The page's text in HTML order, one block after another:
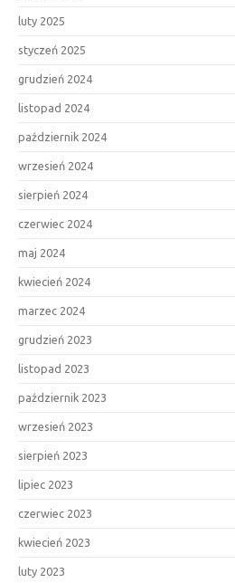
luty 2025
styczeń 2025
grudzień 2024
listopad 2024
październik 2024
wrzesień 2024
sierpień 2024
czerwiec 2024
maj 2024
kwiecień 2024
marzec 2024
grudzień 2023
listopad 2023
październik 2023
wrzesień 2023
sierpień 2023
lipiec 2023
czerwiec 2023
kwiecień 2023
luty 2023